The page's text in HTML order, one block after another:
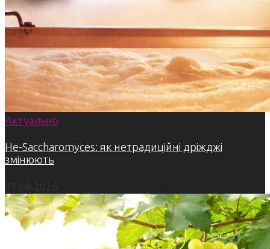
Актуально
Не-Saccharomyces: як нетрадиційні дріжджі
змінюють